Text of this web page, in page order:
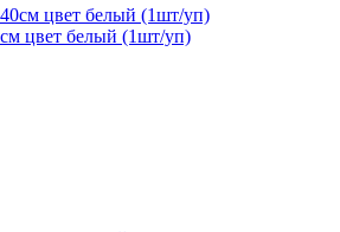
цвет белый (1шт/уп)